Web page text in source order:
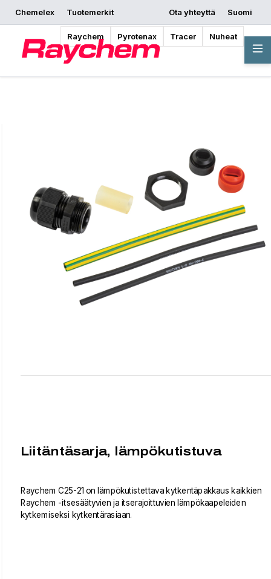
Chemelex Tuotemerkit
Raychem Pyrotenax Tracer Nuheat
Ota yhteyttä
Suomi
Pyydä tarjous
Mistä ostaa Aloita suunnittelu
Yleiskatsaus
Liitäntäsarja, lämpökutistuva
Raychem C25-21 on lämpökutistettava kytkentäpakkaus kaikkien
Raychem -itsesäätyvien ja itserajoittuvien lämpökaapeleiden
kytkemiseksi kytkentärasiaan.